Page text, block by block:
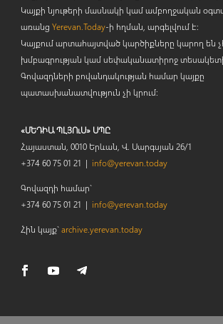
Կայքի նյութերի մասնակի կամ ամբողջական
առանց Yerevan.Today-ի հղման, արգելվում է:
Կայքում արտահայտված կարծիքները կարող են
խմբագրության կամ սեփականատիրոջ
Գովազդների բովանդակության համար կայքը
պատասխանատվություն չի կրում:
«ՄԵԴԻԱ ՊԼՅՈւՍ» ՍՊԸ
Հայաստան, 0010 Երևան, Վ. Սարգսյան 26/1
+374 60 75 01 21 | info@yerevan.today
Գովազդի համար`
+374 60 75 01 21 | info@yerevan.today
Հին կայք`archive.yerevan.today